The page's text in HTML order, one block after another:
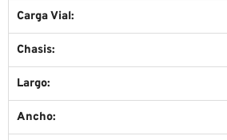
Carga Vial:
Chasis:
Largo:
Ancho: